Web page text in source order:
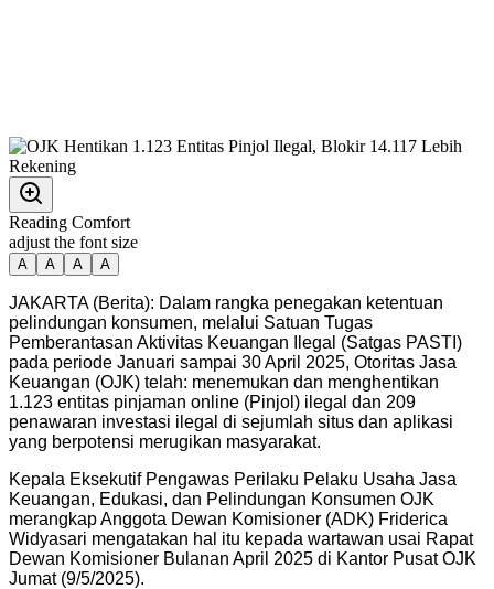
Reading Comfort
adjust the font size
A A A A
JAKARTA (Berita): Dalam rangka penegakan ketentuan
pelindungan konsumen, melalui Satuan Tugas
Pemberantasan Aktivitas Keuangan Ilegal (Satgas PASTI)
pada periode Januari sampai 30 April 2025, Otoritas Jasa
Keuangan (OJK) telah: menemukan dan menghentikan
1.123 entitas pinjaman online (Pinjol) ilegal dan 209
penawaran investasi ilegal di sejumlah situs dan aplikasi
yang berpotensi merugikan masyarakat.
Kepala Eksekutif Pengawas Perilaku Pelaku Usaha Jasa
Keuangan, Edukasi, dan Pelindungan Konsumen OJK
merangkap Anggota Dewan Komisioner (ADK) Friderica
Widyasari mengatakan hal itu kepada wartawan usai Rapat
Dewan Komisioner Bulanan April 2025 di Kantor Pusat OJK
Jumat (9/5/2025).